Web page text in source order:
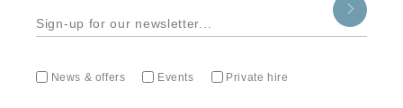
News & offers Events Private hire